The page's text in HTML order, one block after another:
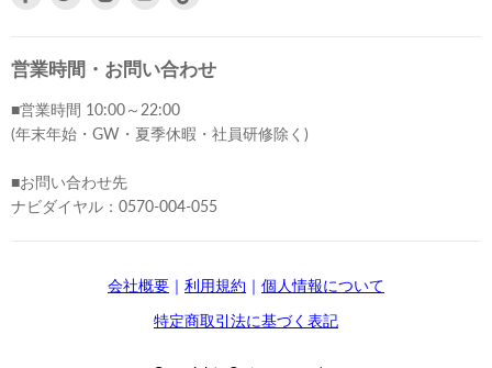
つ
て
く
さ
い
つ
て
く
さ
い
つ
て
く
さ
い
つ
て
く
い
営業時間・お問い合わせ
■営業時間 10:00～22:00
(年末年始・GW・夏季休暇・社員研修除く)
■お問い合わせ先
ナビダイヤル：0570-004-055
会社概要 ｜ 利用規約 ｜ 個人情報について
特定商取引法に基づく表記